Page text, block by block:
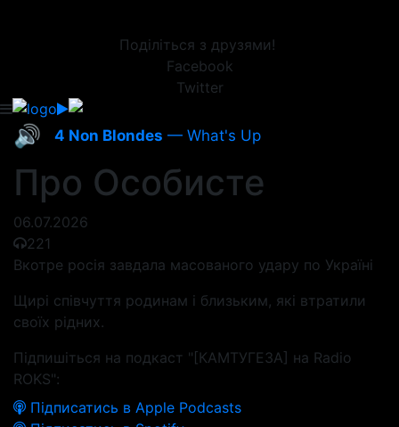
Поділіться з друзями!
Facebook
Twitter
🔊 4 Non Blondes — What's Up
Про Особисте
06.07.2026
221
Вкотре росія завдала масованого удару по Україні
Щирі співчуття родинам і близьким, які втратили
своїх рідних.
Підпишіться на подкаст "[КАМТУГЕЗА] на Radio
ROKS":
Підписатись в Apple Podcasts